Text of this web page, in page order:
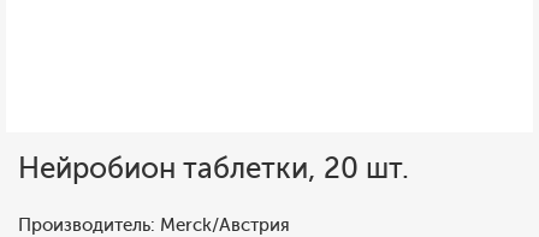
Нейробион таблетки, 20 шт.
Производитель: Merck/Австрия